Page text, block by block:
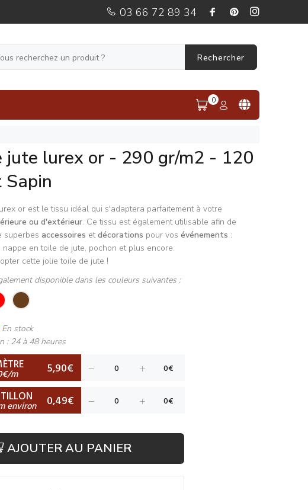
03 66 72 89 34
Rechercher
0
jute lurex or - 290 gr/m2 - 120
Sapin
or est le tissu idéal qui s'adaptera parfaitement à votre
ou d'extérieur. Ce tissu est également utilisable afin de
superbes accessoires etdécorations pour vos événements :
nappe en toile de jute, pochon et plus encore.
cette jolie toile de jute !
disponible dans les couleurs suivantes :
En stock
: 24 à 48 heures
m 5,90€
environ 0,49€
AJOUTER AU PANIER